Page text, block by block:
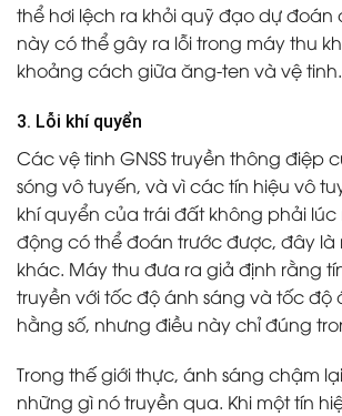
thể hơi lệch ra khỏi quỹ đạo dự
này có thể gây ra lỗi trong máy thu
khoảng cách giữa ăng-ten và vệ tinh.
3. Lỗi khí quyển
Các vệ tinh GNSS truyền thông điệp
sóng vô tuyến, và vì các tín hiệu vô
khí quyển của trái đất không phải
động có thể đoán trước được, đây là
khác. Máy thu đưa ra giả định rằng
truyền với tốc độ ánh sáng và tốc độ
hằng số, nhưng điều này chỉ đúng
Trong thế giới thực, ánh sáng chậm
những gì nó truyền qua. Khi một tín